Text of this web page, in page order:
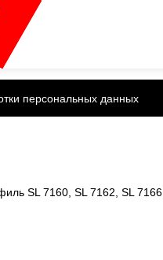
персональных данных
SL 7160, SL 7162, SL 7166